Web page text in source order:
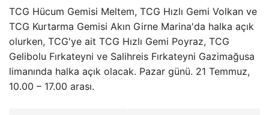
TCG Hücum Gemisi Meltem, TCG Hızlı Gemi Volkan ve
TCG Kurtarma Gemisi Akın Girne Marina'da halka açık
olurken, TCG'ye ait TCG Hızlı Gemi Poyraz, TCG
Gelibolu Fırkateyni ve Salihreis Fırkateyni Gazimağusa
limanında halka açık olacak. Pazar günü. 21 Temmuz,
10.00 – 17.00 arası.